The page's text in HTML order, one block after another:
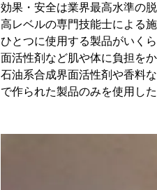
効果・安全は業界最高水準の
高レベルの専門技能士による
ひとつに使用する製品がいく
面活性剤など肌や体に負担を
石油系合成界面活性剤や香料
で作られた製品のみを使用し